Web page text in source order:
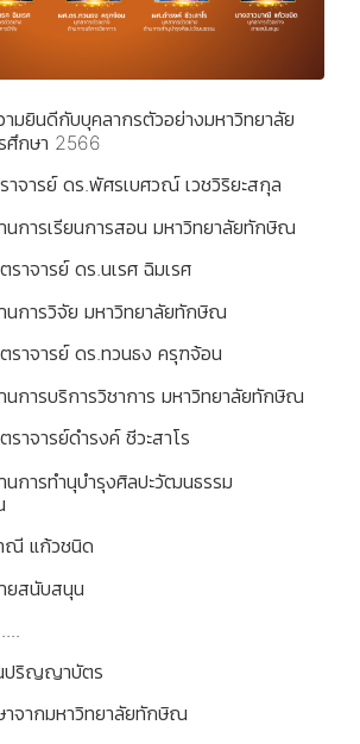
มยินดีกับบุคลากรตัวอย่างมหาวิทยาลัย
ศึกษา 2566
าจารย์ ดร.พัศรเบศวณ์ เวชวิริยะสกุล
นการเรียนการสอน มหาวิทยาลัยทักษิณ
ราจารย์ ดร.นเรศ ฉิมเรศ
นการวิจัย มหาวิทยาลัยทักษิณ
ราจารย์ ดร.ทวนธง ครุฑจ้อน
นการบริการวิชาการ มหาวิทยาลัยทักษิณ
ราจารย์ดำรงค์ ชีวะสาโร
การทำนุบำรุงศิลปะวัฒนธรรม
ณี แก้วชนิด
ยสนับสนุน
ปริญญาบัตร
าจากมหาวิทยาลัยทักษิณ